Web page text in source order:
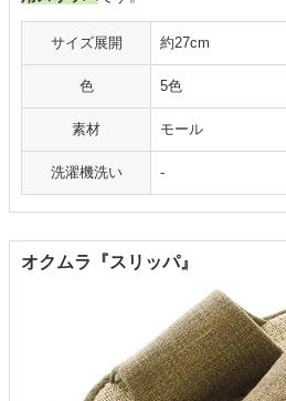
サイズ展開 約27cm
色 5色
素材 モール
洗濯機洗い -
オクムラ『スリッパ』